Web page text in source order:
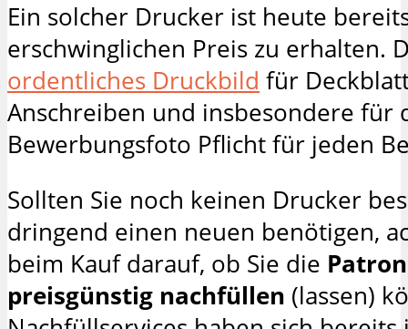
Ein solcher Drucker ist heute
erschwinglichen Preis zu erhalten.
ordentliches Druckbild für
Anschreiben und insbesondere für
Bewerbungsfoto Pflicht für jeden
Sollten Sie noch keinen Drucker
dringend einen neuen benötigen,
beim Kauf darauf, ob Sie die
preisgünstig nachfüllen (lassen)